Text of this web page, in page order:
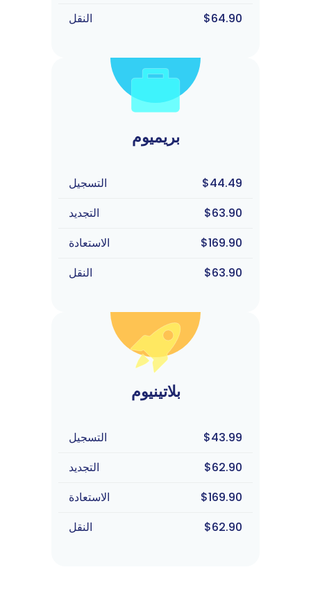
$64.90
النقل
بريميوم
$44.49
التسجيل
$63.90
التجديد
$169.90
الاستعادة
$63.90
النقل
بلاتينيوم
$43.99
التسجيل
$62.90
التجديد
$169.90
الاستعادة
$62.90
النقل